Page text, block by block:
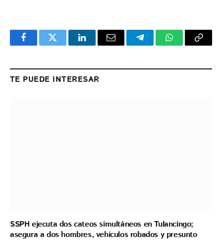
FacebookTwitter LinkedInEmail TelegramWhatsApp
Copy
TE PUEDE INTERESAR
SSPH ejecuta dos cateos simultáneos en Tulancingo;
asegura a dos hombres, vehículos robados y presunto